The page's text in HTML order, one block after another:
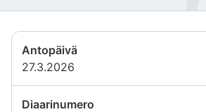
Antopäivä
27.3.2026
Diaarinumero